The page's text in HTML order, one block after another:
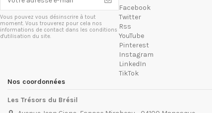
Vous pouvez vous désinscrire à tout
moment. Vous trouverez pour cela nos
informations de contact dans les conditions
d'utilisation du site.
Facebook
Twitter
Rss
YouTube
Pinterest
Instagram
LinkedIn
TikTok
Nos coordonnées
Les Trésors du Brésil